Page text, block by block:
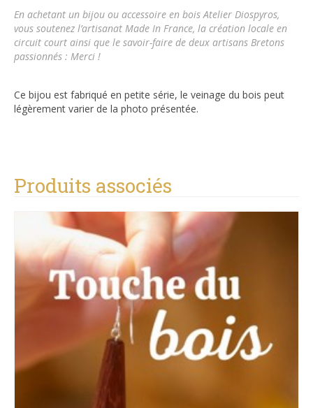
En achetant un bijou ou accessoire en boisAtelier Diospyros,
vous soutenez l’artisanat Made In France, la création locale en
circuit court ainsi que le savoir-faire de deux artisans Bretons
passionnés : Merci !
Ce bijou est fabriqué en petite série, le veinage du bois peut
légèrement varier de la photo présentée.
Produits associés